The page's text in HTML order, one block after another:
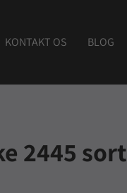
KONTAKT OS BLOG
2445 sort